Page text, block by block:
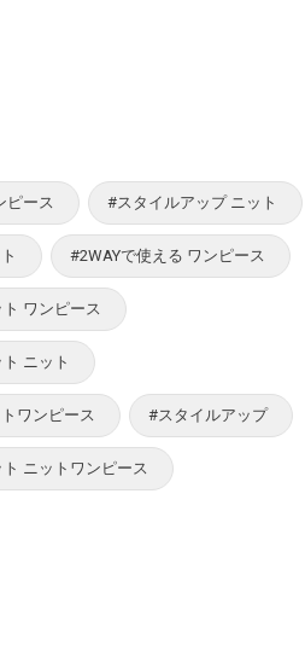
ピース #スタイルアップ ニット
#2WAYで使える ワンピース
ワンピース
ニット
ワンピース #スタイルアップ
ニットワンピース